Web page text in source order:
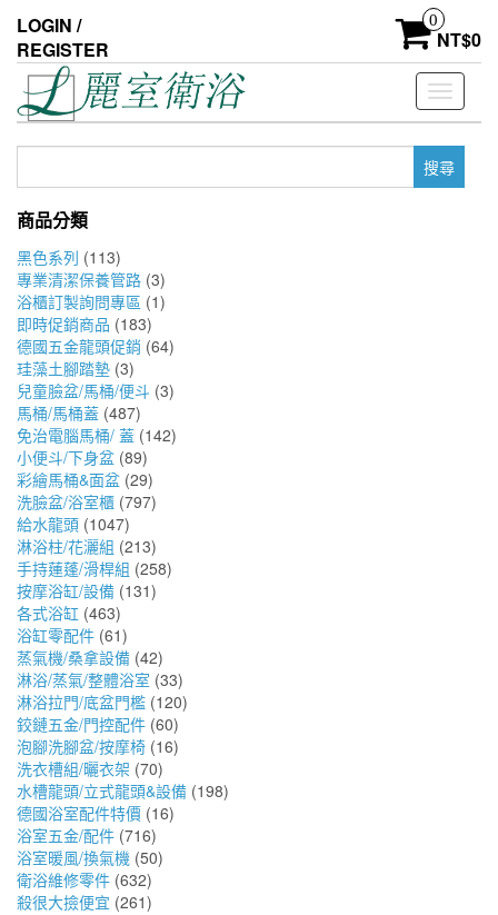
the
content
LOGIN /
REGISTER
0
NT$0
Toggle
鍵
商品分類
黑色系列 (113)
專業清潔保養管路 (3)
浴櫃訂製詢問專區 (1)
即時促銷商品 (183)
德國五金龍頭促銷 (64)
珪藻土腳踏墊 (3)
兒童臉盆/馬桶/便斗 (3)
馬桶/馬桶蓋 (487)
免治電腦馬桶/ 蓋 (142)
小便斗/下身盆 (89)
彩繪馬桶&面盆 (29)
洗臉盆/浴室櫃 (797)
給水龍頭 (1047)
淋浴柱/花灑組 (213)
手持蓮蓬/滑桿組 (258)
按摩浴缸/設備 (131)
各式浴缸 (463)
浴缸零配件 (61)
蒸氣機/桑拿設備 (42)
淋浴/蒸氣/整體浴室 (33)
淋浴拉門/底盆門檻 (120)
鉸鏈五金/門控配件 (60)
泡腳洗腳盆/按摩椅 (16)
洗衣槽組/曬衣架 (70)
水槽龍頭/立式龍頭&設備 (198)
德國浴室配件特價 (16)
浴室五金/配件 (716)
浴室暖風/換氣機 (50)
衛浴維修零件 (632)
殺很大撿便宜 (261)